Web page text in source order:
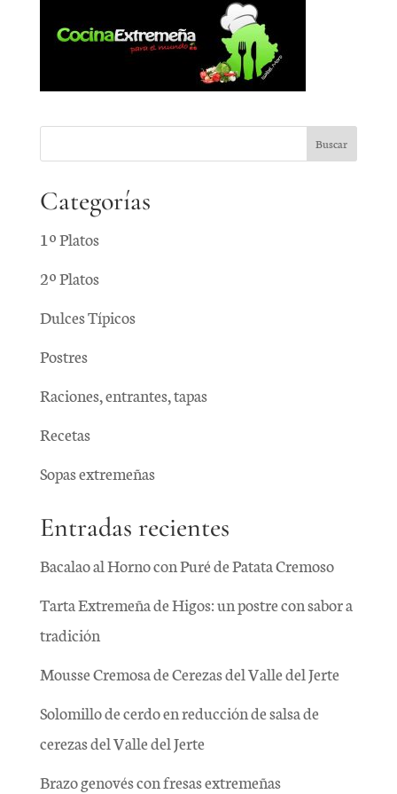
Categorías
1º Platos
2º Platos
Dulces Típicos
Postres
Raciones, entrantes, tapas
Recetas
Sopas extremeñas
Entradas recientes
Bacalao al Horno con Puré de Patata Cremoso
Tarta Extremeña de Higos: un postre con sabor a
tradición
Mousse Cremosa de Cerezas del Valle del Jerte
Solomillo de cerdo en reducción de salsa de
cerezas del Valle del Jerte
Brazo genovés con fresas extremeñas